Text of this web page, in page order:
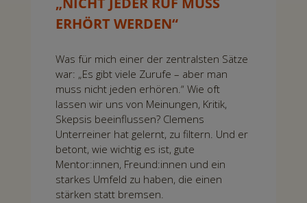
ERHÖRT WERDEN“
Was für mich einer der zentralsten Sätze
war: „Es gibt viele Zurufe – aber man
muss nicht jeden erhören.“ Wie oft
lassen wir uns von Meinungen, Kritik,
Skepsis beeinflussen? Clemens
Unterreiner hat gelernt, zu filtern. Und er
betont, wie wichtig es ist, gute
Mentor:innen, Freund:innen und ein
starkes Umfeld zu haben, die einen
stärken statt bremsen.